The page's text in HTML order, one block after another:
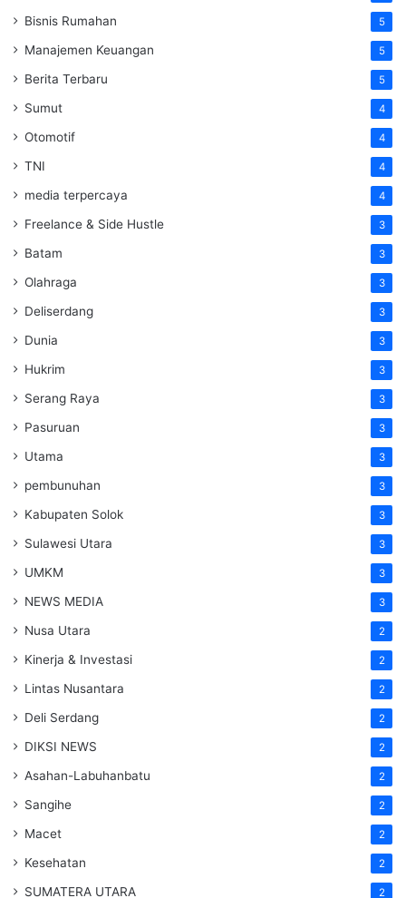
Bisnis Rumahan 5
Manajemen Keuangan 5
Berita Terbaru 5
Sumut 4
Otomotif 4
TNI 4
media terpercaya 4
Freelance & Side Hustle 3
Batam 3
Olahraga 3
Deliserdang 3
Dunia 3
Hukrim 3
Serang Raya 3
Pasuruan 3
Utama 3
pembunuhan 3
Kabupaten Solok 3
Sulawesi Utara 3
UMKM 3
NEWS MEDIA 3
Nusa Utara 2
Kinerja & Investasi 2
Lintas Nusantara 2
Deli Serdang 2
DIKSI NEWS 2
Asahan-Labuhanbatu 2
Sangihe 2
Macet 2
Kesehatan 2
SUMATERA UTARA 2